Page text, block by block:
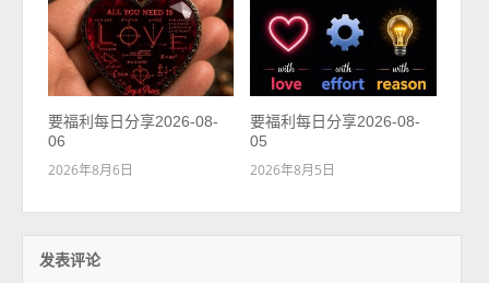
要福利每日分享2026-08-
06
2026年8月6日
要福利每日分享2026-08-
05
2026年8月5日
发表评论